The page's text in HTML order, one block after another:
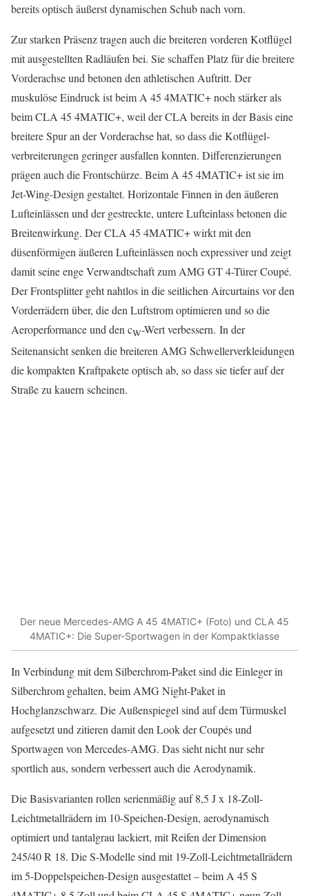
bereits optisch äußerst dynamischen Schub nach vorn.
Zur starken Präsenz tragen auch die breiteren vorderen Kotflügel
mit ausgestellten Radläufen bei. Sie schaffen Platz für die breitere
Vorderachse und betonen den athletischen Auftritt. Der
muskulöse Eindruck ist beim A 45 4MATIC+ noch stärker als
beim CLA 45 4MATIC+, weil der CLA bereits in der Basis eine
breitere Spur an der Vorderachse hat, so dass die Kotflügel­
verbreiterungen geringer ausfallen konnten. Differenzierungen
prägen auch die Frontschürze. Beim A 45 4MATIC+ ist sie im
Jet-Wing-Design gestaltet. Horizontale Finnen in den äußeren
Lufteinlässen und der gestreckte, untere Lufteinlass betonen die
Breitenwirkung. Der CLA 45 4MATIC+ wirkt mit den
düsenförmigen äußeren Lufteinlässen noch expressiver und zeigt
damit seine enge Verwandtschaft zum AMG GT 4-Türer Coupé.
Der Frontsplitter geht nahtlos in die seitlichen Aircurtains vor den
Vorderrädern über, die den Luftstrom optimieren und so die
Aeroperformance und den cW-Wert verbessern. In der
Seitenansicht senken die breiteren AMG Schwellerverkleidungen
die kompakten Kraftpakete optisch ab, so dass sie tiefer auf der
Straße zu kauern scheinen.
Der neue Mercedes-AMG A 45 4MATIC+ (Foto) und CLA 45
4MATIC+: Die Super-Sportwagen in der Kompaktklasse
In Verbindung mit dem Silberchrom-Paket sind die Einleger in
Silberchrom gehalten, beim AMG Night-Paket in
Hochglanzschwarz. Die Außenspiegel sind auf dem Türmuskel
aufgesetzt und zitieren damit den Look der Coupés und
Sportwagen von Mercedes-AMG. Das sieht nicht nur sehr
sportlich aus, sondern verbessert auch die Aerodynamik.
Die Basisvarianten rollen serienmäßig auf 8,5 J x 18-Zoll-
Leichtmetallrädern im 10-Speichen-Design, aerodynamisch
optimiert und tantalgrau lackiert, mit Reifen der Dimension
245/40 R 18. Die S-Modelle sind mit 19-Zoll-Leichtmetallrädern
im 5-Doppelspeichen-Design ausgestattet – beim A 45 S